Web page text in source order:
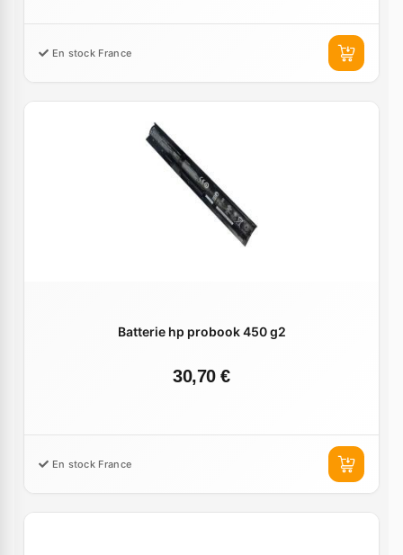
En stock France
Batterie hp probook 450 g2
30,70 €
En stock France